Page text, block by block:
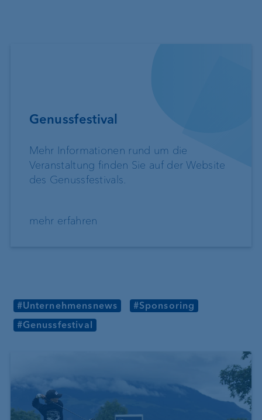
Genussfestival
Mehr Informationen rund um die
Veranstaltung finden Sie auf der Website
des Genussfestivals.
mehr erfahren
#Unternehmensnews
#Sponsoring
#Genussfestival